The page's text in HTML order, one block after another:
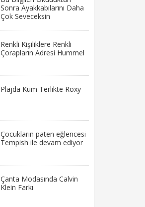
Sonra Ayakkabılarını Daha
Çok Seveceksin
Renkli Kişiliklere Renkli
Çorapların Adresi Hummel
Plajda Kum Terlikte Roxy
Çocukların paten eğlencesi
Tempish ile devam ediyor
Çanta Modasında Calvin
Klein Farkı